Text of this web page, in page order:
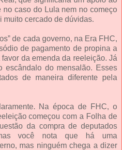
no caso do Lula nem no começo
muito cercado de dúvidas.
de cada governo, na Era FHC,
de pagamento de propina a
da emenda da reeleição. Já
escândalo do mensalão. Esses
de maneira diferente pela
Na época de FHC, o
começou com a Folha de
da compra de deputados
você nota que há uma
mas ninguém chega a dizer